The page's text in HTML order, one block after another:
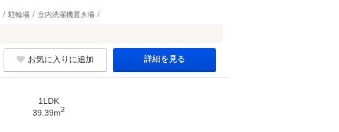
駐輪場 室内洗濯機置き場
お気に入りに追加 詳細を見る
1LDK
39.39m2